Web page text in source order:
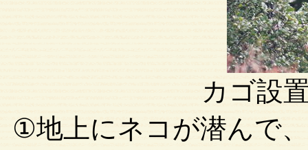
カゴ設
①地上にネコが潜んで